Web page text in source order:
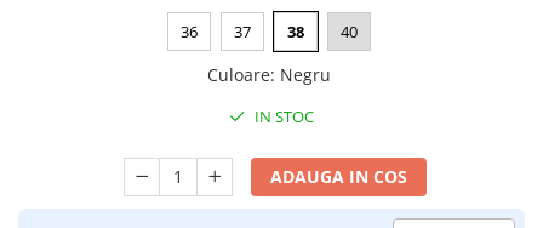
36 37 38 40
Culoare: Negru
IN STOC
ADAUGA IN COS